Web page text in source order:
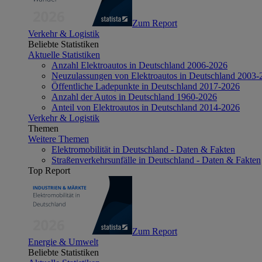
Zum Report
Verkehr & Logistik
Beliebte Statistiken
Aktuelle Statistiken
Anzahl Elektroautos in Deutschland 2006-2026
Neuzulassungen von Elektroautos in Deutschland 2003-
Öffentliche Ladepunkte in Deutschland 2017-2026
Anzahl der Autos in Deutschland 1960-2026
Anteil von Elektroautos in Deutschland 2014-2026
Verkehr & Logistik
Themen
Weitere Themen
Elektromobilität in Deutschland - Daten & Fakten
Straßenverkehrsunfälle in Deutschland - Daten & Fakten
Top Report
Zum Report
Energie & Umwelt
Beliebte Statistiken